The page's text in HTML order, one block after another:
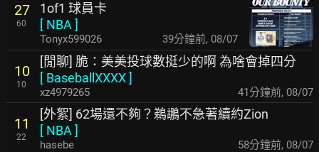
27
60
1of1 球員卡
[ NBA ]
Tonyx599026 39分鐘前, 08/07
10
10
[閒聊] 脆：美美投球數挺少的啊 為啥會掉四分
[ BaseballXXXX]
xz4979265 41分鐘前, 08/07
11
22
[外絮] 62場還不夠？鵜鶘不急著續約Zion
[ NBA ]
hasebe 58分鐘前, 08/07